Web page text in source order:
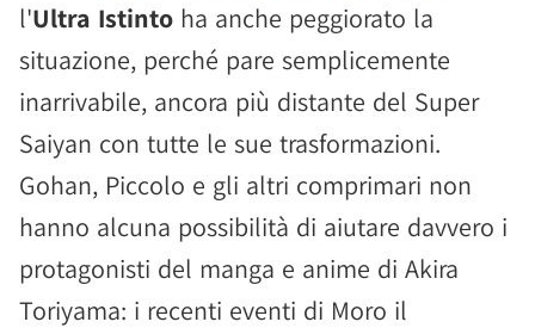
l'Ultra Istinto ha anche peggiorato la
situazione, perché pare semplicemente
inarrivabile, ancora più distante del Super
Saiyan con tutte le sue trasformazioni.
Gohan, Piccolo e gli altri comprimari non
hanno alcuna possibilità di aiutare davvero i
protagonisti del manga e anime di Akira
Toriyama: i recenti eventi di Moro il